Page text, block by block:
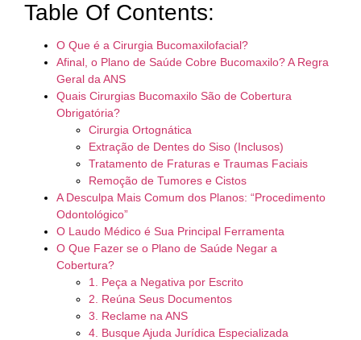
Table Of Contents:
O Que é a Cirurgia Bucomaxilofacial?
Afinal, o Plano de Saúde Cobre Bucomaxilo? A Regra
Geral da ANS
Quais Cirurgias Bucomaxilo São de Cobertura
Obrigatória?
Cirurgia Ortognática
Extração de Dentes do Siso (Inclusos)
Tratamento de Fraturas e Traumas Faciais
Remoção de Tumores e Cistos
A Desculpa Mais Comum dos Planos: “Procedimento
Odontológico”
O Laudo Médico é Sua Principal Ferramenta
O Que Fazer se o Plano de Saúde Negar a
Cobertura?
1. Peça a Negativa por Escrito
2. Reúna Seus Documentos
3. Reclame na ANS
4. Busque Ajuda Jurídica Especializada